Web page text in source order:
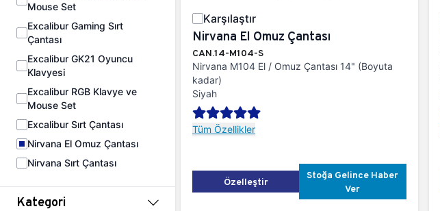
Mouse Set
Excalibur Gaming Sırt
Çantası
Excalibur GK21 Oyuncu
Klavyesi
Excalibur RGB Klavye ve
Mouse Set
Excalibur Sırt Çantası
Nirvana El Omuz Çantası
Nirvana Sırt Çantası
Kategori
Karşılaştır
Nirvana El Omuz Çantası
CAN.14-M104-S
Nirvana M104 El / Omuz Çantası 14" (Boyuta
kadar)
Siyah
Tüm Özellikler
Özelleştir
Stoğa Gelince Haber
Ver